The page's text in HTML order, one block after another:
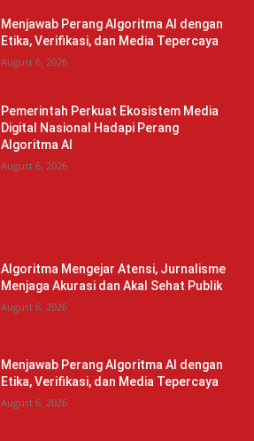
Menjawab Perang Algoritma AI dengan
Etika, Verifikasi, dan Media Tepercaya
August 6, 2026
Pemerintah Perkuat Ekosistem Media
Digital Nasional Hadapi Perang
Algoritma AI
August 6, 2026
Algoritma Mengejar Atensi, Jurnalisme
Menjaga Akurasi dan Akal Sehat Publik
August 6, 2026
Menjawab Perang Algoritma AI dengan
Etika, Verifikasi, dan Media Tepercaya
August 6, 2026